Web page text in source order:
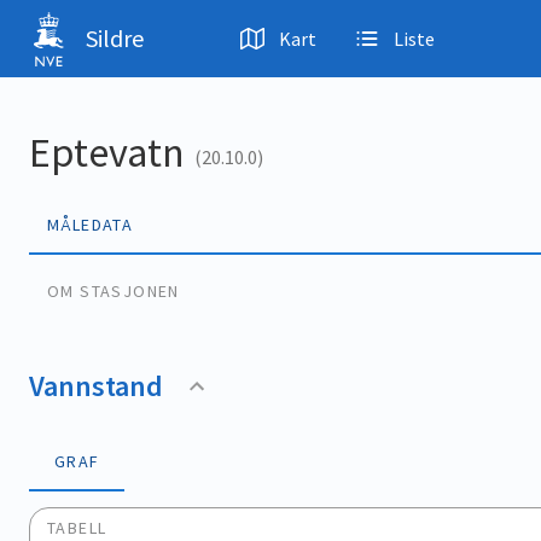
Hopp til hovedinnhold
Sildre Kart Liste
Eptevatn (20.10.0)
MÅLEDATA
OM STASJONEN
Vannstand
GRAF
TABELL